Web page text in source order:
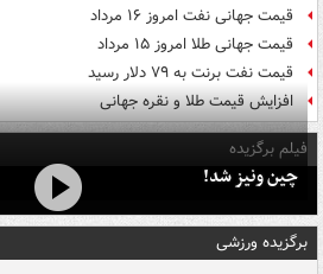
قیمت جهانی نفت امروز ۱۶ مرداد
قیمت جهانی طلا امروز ۱۵ مرداد
قیمت نفت برنت به ۷۹ دلار رسید
افزایش قیمت طلا و نقره جهانی
فیلم برگزیده
چین ونیز شد!
برگزیده ورزشی